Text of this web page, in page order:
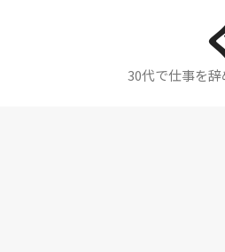
30代で仕事を